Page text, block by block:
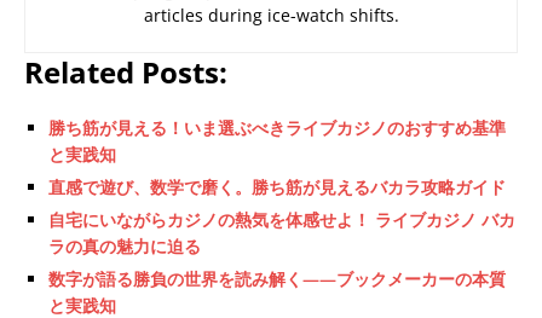
articles during ice-watch shifts.
Related Posts:
勝ち筋が見える！いま選ぶべきライブカジノのおすすめ基準
と実践知
直感で遊び、数学で磨く。勝ち筋が見えるバカラ攻略ガイド
自宅にいながらカジノの熱気を体感せよ！ ライブカジノ バカ
ラの真の魅力に迫る
数字が語る勝負の世界を読み解く——ブックメーカーの本質
と実践知